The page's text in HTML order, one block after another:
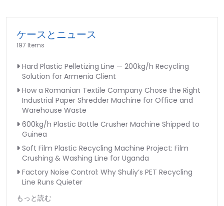
ケースとニュース
197 Items
Hard Plastic Pelletizing Line — 200kg/h Recycling
Solution for Armenia Client
How a Romanian Textile Company Chose the Right
Industrial Paper Shredder Machine for Office and
Warehouse Waste
600kg/h Plastic Bottle Crusher Machine Shipped to
Guinea
Soft Film Plastic Recycling Machine Project: Film
Crushing & Washing Line for Uganda
Factory Noise Control: Why Shuliy’s PET Recycling
Line Runs Quieter
もっと読む